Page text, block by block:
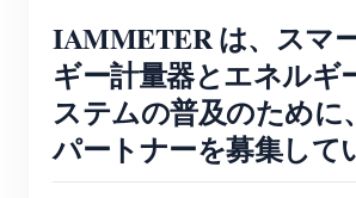
PVヒーター制御システム
ホームオートメーション
工場エネルギー監視
製品クイックスタート
ドキュメント
チュートリアル動画
FAQ
コミュニティ
コントリビュータープログラム
コントリビューターセンター
IAMMETER 活動
ソリューション
お問い合わせ
IAMMETER は、スマ
ギー計量器とエネルギ
ステムの普及のために
パートナーを募集して